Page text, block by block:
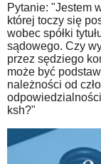
Pytanie: "Jestem
której toczy się
wobec spółki
sądowego. Czy
przez sędziego
może być
należności od
ksh?"